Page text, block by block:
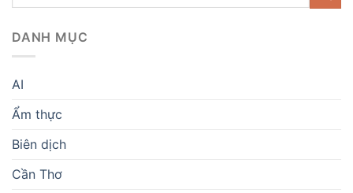
DANH MỤC
AI
Ẩm thực
Biên dịch
Cần Thơ